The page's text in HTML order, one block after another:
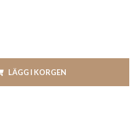
LÄGG I KORGEN